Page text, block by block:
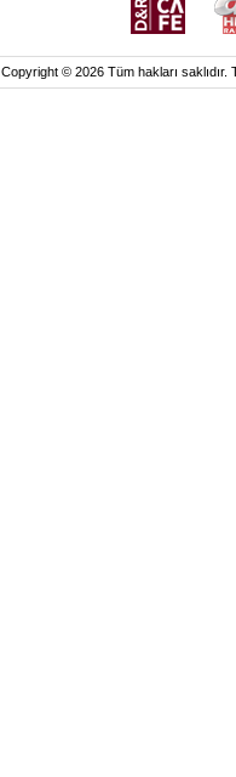
Copyright © 2026 Tüm hakları